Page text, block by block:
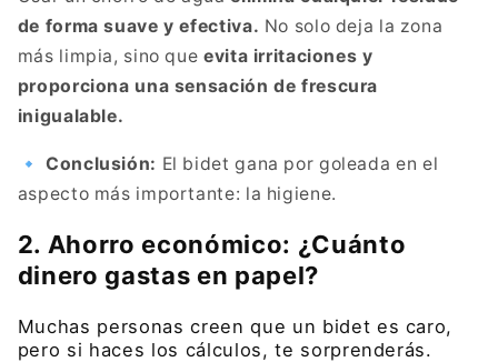
de forma suave y efectiva. No solo deja la zona
más limpia, sino que evita irritaciones y
proporciona una sensación de frescura
inigualable.
🔹 Conclusión: El bidet gana por goleada en el
aspecto más importante: la higiene.
2. Ahorro económico: ¿Cuánto
dinero gastas en papel?
Muchas personas creen que un bidet es caro,
pero si haces los cálculos, te sorprenderás.